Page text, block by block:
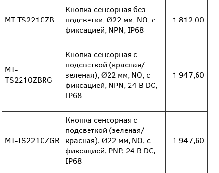
MT-TS2210ZB
Кнопка сенсорная без
подсветки, Ø22 мм, NO, с
фиксацией, NPN, IP68
1 812,00
MT-
TS2210ZBRG
Кнопка сенсорная с
подсветкой (красная/
зеленая), Ø22 мм, NO, с
фиксацией, NPN, 24 В DC,
IP68
1 947,60
MT-TS2210ZGR
Кнопка сенсорная с
подсветкой (зеленая/
красная), Ø22 мм, NO, с
фиксацией, PNP, 24 В DC,
IP68
1 947,60